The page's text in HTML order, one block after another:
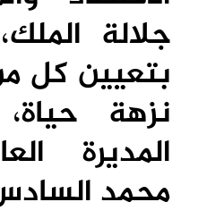
جلالة
نزهة
المديرة
محمد